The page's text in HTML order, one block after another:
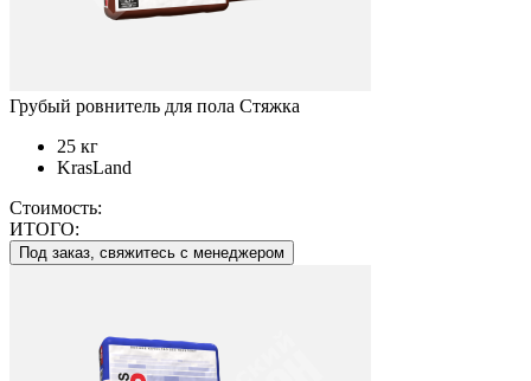
Грубый ровнитель для пола Стяжка
25 кг
KrasLand
Стоимость:
ИТОГО:
Под заказ, свяжитесь с менеджером